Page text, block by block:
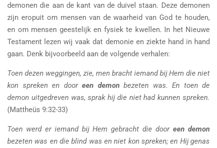
demonen die aan de kant van de duivel staan. Deze demonen
zijn eropuit om mensen van de waarheid van God te houden,
en om mensen geestelijk en fysiek te kwellen. In het Nieuwe
Testament lezen wij vaak dat demonie en ziekte hand in hand
gaan. Denk bijvoorbeeld aan de volgende verhalen:
Toen dezen weggingen, zie, men bracht iemand bij Hem die niet
kon spreken en door een demonbezeten was. En toen de
demon uitgedreven was, sprak hij die niet had kunnen spreken.
(Mattheüs 9:32-33)
Toen werd er iemand bij Hem gebracht die door een demon
bezeten was en die blind was en niet kon spreken; en Hij genas